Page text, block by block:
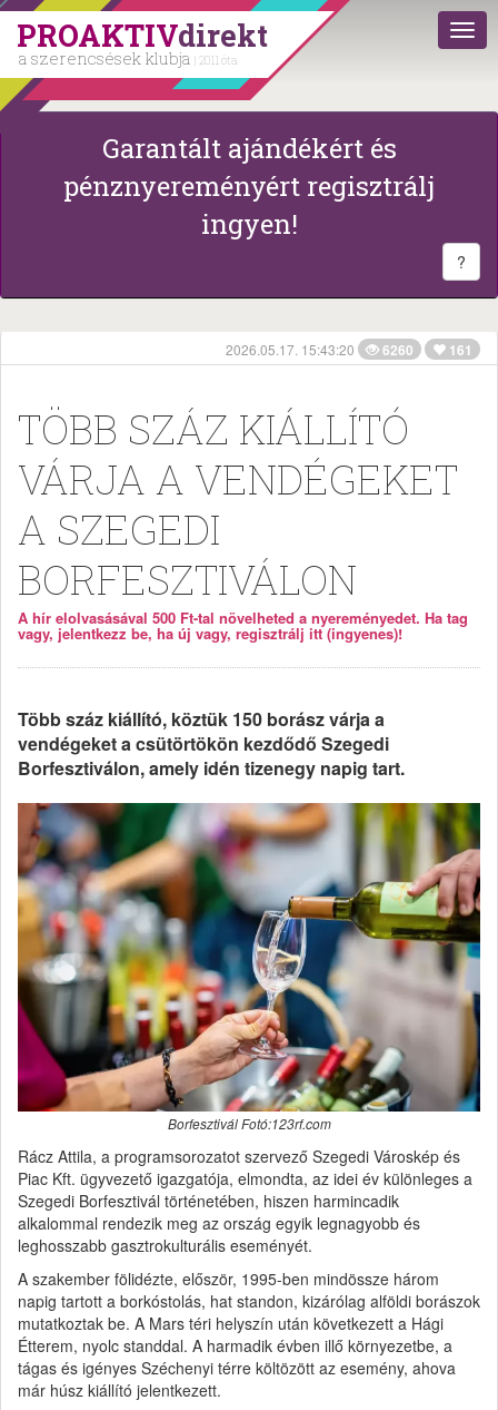
PROAKTIVdirekt
a szerencsések klubja | 2011 óta
Garantált ajándékért és
pénznyereményért regisztrálj
ingyen!
?
2026.05.17. 15:43:20 6260 161
TÖBB SZÁZ KIÁLLÍTÓ
VÁRJA A VENDÉGEKET
A SZEGEDI
BORFESZTIVÁLON
A hír elolvasásával 500 Ft-tal növelheted a nyereményedet. Ha tag
vagy, jelentkezz be, ha új vagy, regisztrálj itt (ingyenes)!
Több száz kiállító, köztük 150 borász várja a
vendégeket a csütörtökön kezdődő Szegedi
Borfesztiválon, amely idén tizenegy napig tart.
Borfesztivál Fotó:123rf.com
Rácz Attila, a programsorozatot szervező Szegedi Városkép és
Piac Kft. ügyvezető igazgatója, elmondta, az idei év különleges a
Szegedi Borfesztivál történetében, hiszen harmincadik
alkalommal rendezik meg az ország egyik legnagyobb és
leghosszabb gasztrokulturális eseményét.
A szakember fölidézte, először, 1995-ben mindössze három
napig tartott a borkóstolás, hat standon, kizárólag alföldi borászok
mutatkoztak be. A Mars téri helyszín után következett a Hági
Étterem, nyolc standdal. A harmadik évben illő környezetbe, a
tágas és igényes Széchenyi térre költözött az esemény, ahova
már húsz kiállító jelentkezett.